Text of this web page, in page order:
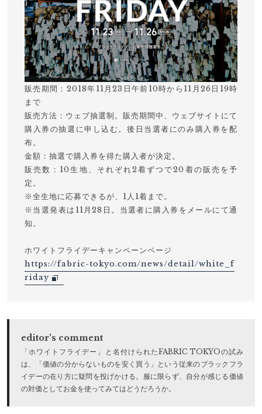
販売期間：2018年11月23日午前10時から11月26日19時
まで
販売方法：ウェブ抽選制。販売期間中、ウェブサイトにて
購入券の抽選に申し込む。後日当選者にのみ購入券を配
布。
金額：抽選で購入券を得た購入者が決定。
販売数：10生地、それぞれ2着ずつで20着の販売を予
定。
※全生地に応募できるが、1人1着まで。
※当選発表は11月28日。当選者に購入券をメールにて通
知。
ホワイトフライデーキャンペーンページ
https://fabric-tokyo.com/news/detail/white_f
riday
editor's comment
「ホワイトフライデー」と名付けられたFABRIC TOKYOの試み
は、「価値の分からないものを安く買う」という従来のブラックフラ
イデーの在り方に疑問を投げかける。服に限らず、自分が感じる価値
の対価としてお金を使ってみてはどうだろうか。